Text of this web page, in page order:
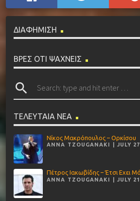
ΔΙΑΦΗΜΙΣΗ
ΒΡΕΣ ΟΤΙ ΨΑΧΝΕΙΣ
search
ΤΕΛΕΥΤΑΙΑ ΝΕΑ
Νίκος Μακρόπουλος – Ορκίσου
ANNA TZOUGANAKI | JULY
Πέτρος Ιακωβίδης – Έτσι Εχει
ANNA TZOUGANAKI | JULY